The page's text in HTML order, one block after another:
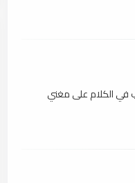
في الكلام على مغني